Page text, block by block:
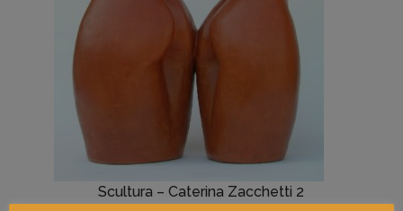
Scultura – Caterina Zacchetti 2